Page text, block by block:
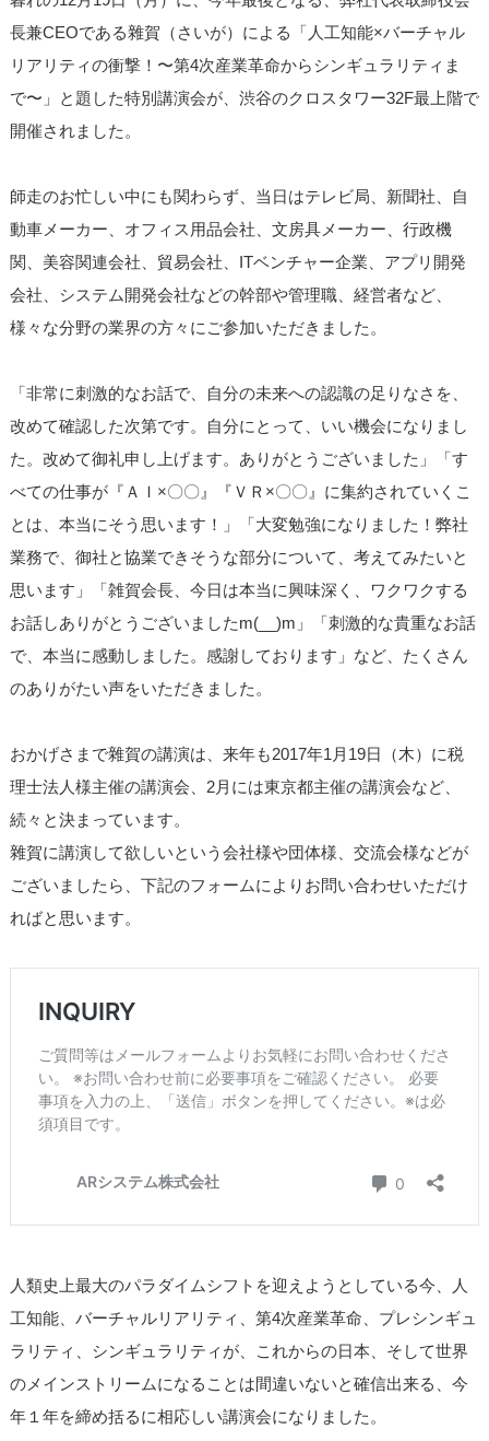
長兼CEOである雜賀（さいが）による「人工知能×バーチャル
リアリティの衝撃！〜第4次産業革命からシンギュラリティま
で〜」と題した特別講演会が、渋谷のクロスタワー32F最上階で
開催されました。
師走のお忙しい中にも関わらず、当日はテレビ局、新聞社、自
動車メーカー、オフィス用品会社、文房具メーカー、行政機
関、美容関連会社、貿易会社、ITベンチャー企業、アプリ開発
会社、システム開発会社などの幹部や管理職、経営者など、
様々な分野の業界の方々にご参加いただきました。
「非常に刺激的なお話で、自分の未来への認識の足りなさを、
改めて確認した次第です。自分にとって、いい機会になりまし
た。改めて御礼申し上げます。ありがとうございました」「す
べての仕事が『ＡＩ×〇〇』『ＶＲ×〇〇』に集約されていくこ
とは、本当にそう思います！」「大変勉強になりました！弊社
業務で、御社と協業できそうな部分について、考えてみたいと
思います」「雑賀会長、今日は本当に興味深く、ワクワクする
お話しありがとうございましたm(__)m」「刺激的な貴重なお話
で、本当に感動しました。感謝しております」など、たくさん
のありがたい声をいただきました。
おかげさまで雜賀の講演は、来年も2017年1月19日（木）に税
理士法人様主催の講演会、2月には東京都主催の講演会など、
続々と決まっています。
雜賀に講演して欲しいという会社様や団体様、交流会様などが
ございましたら、下記のフォームによりお問い合わせいただけ
ればと思います。
人類史上最大のパラダイムシフトを迎えようとしている今、人
工知能、バーチャルリアリティ、第4次産業革命、プレシンギュ
ラリティ、シンギュラリティが、これからの日本、そして世界
のメインストリームになることは間違いないと確信出来る、今
年１年を締め括るに相応しい講演会になりました。